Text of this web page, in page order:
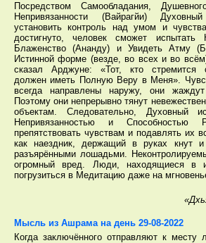
Посредством Самообладания,
Непривязанности (Вайрагйи)
установить контроль над умом и
достигнуто, человек сможет испытать
Блаженство (Ананду) и Увидеть Атму
Истинной форме (везде, во всех и во
сказал Арджуне: «Тот, кто стремится
должен иметь Полную Веру в Меня».
всегда направлены наружу, они
Поэтому они непрерывно тянут
объектам. Следовательно, Духовный
Непривязанностью и Способностью
препятствовать чувствам и подавлять их
как наездник, держащий в руках кнут
разъярёнными лошадьми.
огромный вред. Люди, находящиеся в
погрузиться в Медитацию даже на
Мысль из Ашрама на день 29-08-2022
Когда заключённого отправляют к